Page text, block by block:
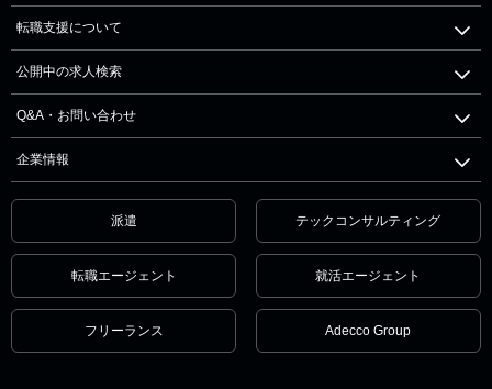
転職支援について
公開中の求人検索
Q&A・お問い合わせ
企業情報
派遣 テックコンサルティング
転職エージェント 就活エージェント
フリーランス Adecco Group